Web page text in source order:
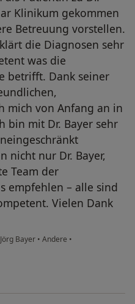
Klinikum gekommen
Betreuung vorstellen.
die Diagnosen sehr
was die
betrifft. Dank seiner
mich von Anfang an in
bin mit Dr. Bayer sehr
nicht nur Dr. Bayer,
Team der
empfehlen – alle sind
Vielen Dank
Bayer • Andere •